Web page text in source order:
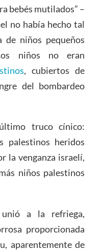
bebés mutilados” –
no había hecho tal
de niños pequeños
niños no eran
, cubiertos de
del bombardeo
truco cínico:
palestinos heridos
la venganza israelí,
niños palestinos
a la refriega,
proporcionada
aparentemente de